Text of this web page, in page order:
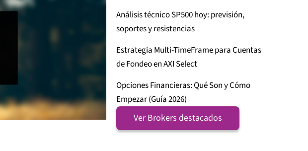
Análisis técnico SP500 hoy: previsión,
soportes y resistencias
Estrategia Multi-TimeFrame para Cuentas
de Fondeo en AXI Select
Opciones Financieras: Qué Son y Cómo
Empezar (Guía 2026)
Ver Brokers destacados